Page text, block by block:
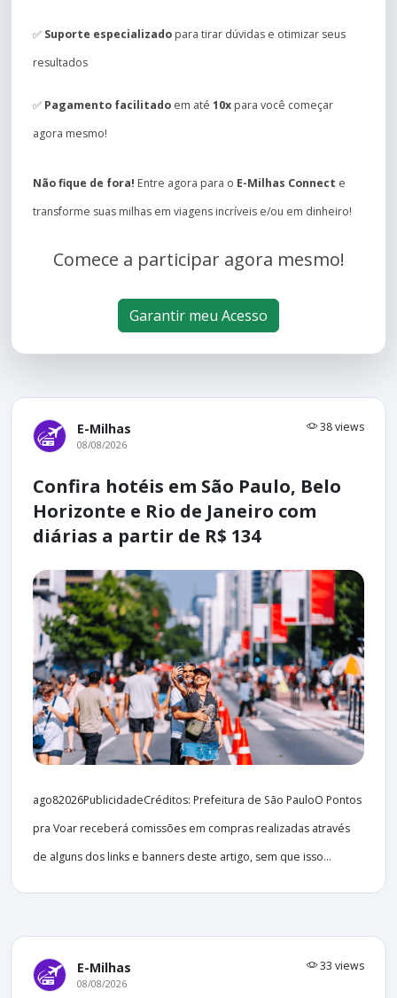
✅ Suporte especializado para tirar dúvidas e otimizar seus
resultados
✅ Pagamento facilitado em até 10x para você começar
agora mesmo!
Não fique de fora! Entre agora para o E-Milhas Connect e
transforme suas milhas em viagens incríveis e/ou em dinheiro!
Comece a participar agora mesmo!
Garantir meu Acesso
E-Milhas 38 views
08/08/2026
Confira hotéis em São Paulo, Belo
Horizonte e Rio de Janeiro com
diárias a partir de R$ 134
ago82026PublicidadeCréditos: Prefeitura de São PauloO Pontos
pra Voar receberá comissões em compras realizadas através
de alguns dos links e banners deste artigo, sem que isso...
E-Milhas 33 views
08/08/2026